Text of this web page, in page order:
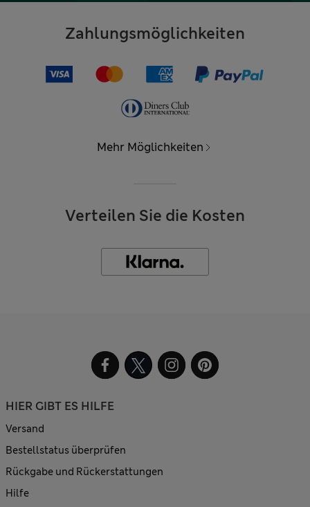
Zahlungsmöglichkeiten
Mehr Möglichkeiten
Verteilen Sie die Kosten
HIER GIBT ES HILFE
Versand
Bestellstatus überprüfen
Rückgabe und Rückerstattungen
Hilfe